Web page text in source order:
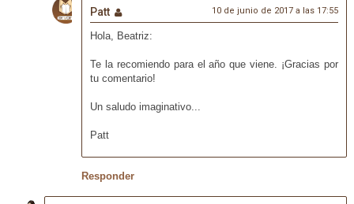
Patt 10 de junio de 2017 a las 17:55
Hola, Beatriz:
Te la recomiendo para el año que viene. ¡Gracias por
tu comentario!
Un saludo imaginativo...
Patt
Responder